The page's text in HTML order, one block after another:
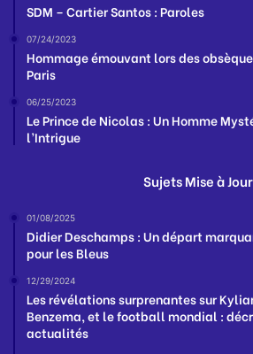
SDM – Cartier Santos : Paroles
07/24/2023
Hommage émouvant lors des
Paris
06/25/2023
Le Prince de Nicolas : Un Homme
l’Intrigue
Sujets Mise à Jour
01/08/2025
Didier Deschamps : Un départ
pour les Bleus
12/29/2024
Les révélations surprenantes sur
Benzema, et le football mondial :
actualités